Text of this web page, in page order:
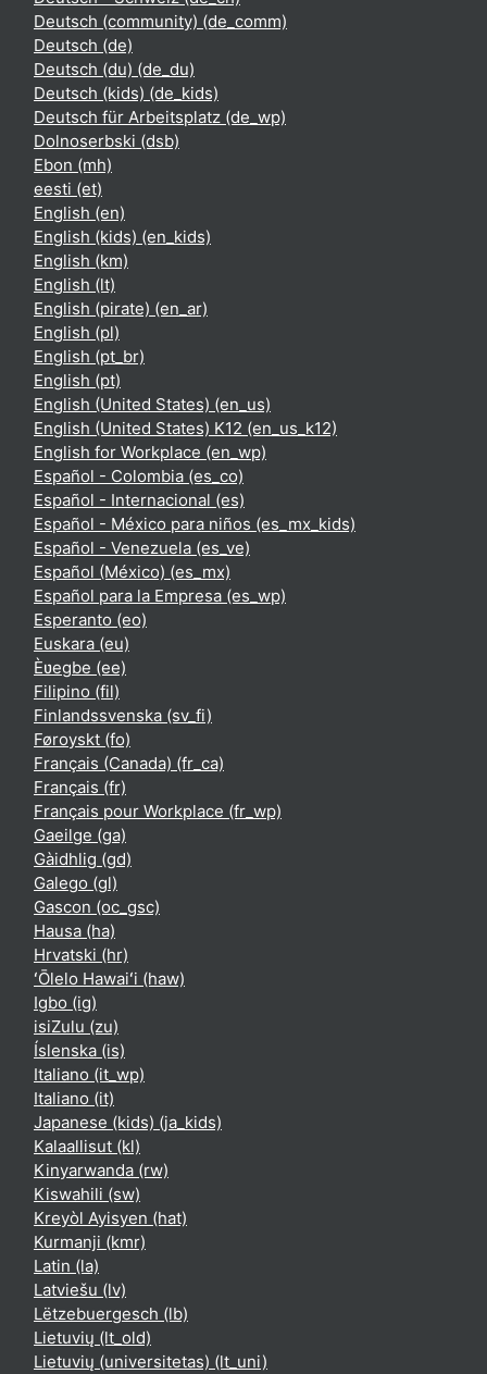
Deutsch (community) ‎(de_comm)‎
Deutsch ‎(de)‎
Deutsch (du) ‎(de_du)‎
Deutsch (kids) ‎(de_kids)‎
Deutsch für Arbeitsplatz ‎(de_wp)‎
Dolnoserbski ‎(dsb)‎
Ebon ‎(mh)‎
eesti ‎(et)‎
English ‎(en)‎
English (kids) ‎(en_kids)‎
English ‎(km)‎
English ‎(lt)‎
English (pirate) ‎(en_ar)‎
English ‎(pl)‎
English ‎(pt_br)‎
English ‎(pt)‎
English (United States) ‎(en_us)‎
English (United States) K12 ‎(en_us_k12)‎
English for Workplace ‎(en_wp)‎
Español - Colombia ‎(es_co)‎
Español - Internacional ‎(es)‎
Español - México para niños ‎(es_mx_kids)‎
Español - Venezuela ‎(es_ve)‎
Español (México) ‎(es_mx)‎
Español para la Empresa ‎(es_wp)‎
Esperanto ‎(eo)‎
Euskara ‎(eu)‎
Èʋegbe ‎(ee)‎
Filipino ‎(fil)‎
Finlandssvenska ‎(sv_fi)‎
Føroyskt ‎(fo)‎
Français (Canada) ‎(fr_ca)‎
Français ‎(fr)‎
Français pour Workplace ‎(fr_wp)‎
Gaeilge ‎(ga)‎
Gàidhlig ‎(gd)‎
Galego ‎(gl)‎
Gascon ‎(oc_gsc)‎
Hausa ‎(ha)‎
Hrvatski ‎(hr)‎
ʻŌlelo Hawaiʻi ‎(haw)‎
Igbo ‎(ig)‎
isiZulu ‎(zu)‎
Íslenska ‎(is)‎
Italiano ‎(it_wp)‎
Italiano ‎(it)‎
Japanese (kids) ‎(ja_kids)‎
Kalaallisut ‎(kl)‎
Kinyarwanda ‎(rw)‎
Kiswahili ‎(sw)‎
Kreyòl Ayisyen ‎(hat)‎
Kurmanji ‎(kmr)‎
Latin ‎(la)‎
Latviešu ‎(lv)‎
Lëtzebuergesch ‎(lb)‎
Lietuvių ‎(lt_old)‎
Lietuvių (universitetas) ‎(lt_uni)‎